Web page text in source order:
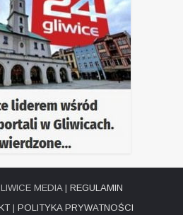
MEDIA | REGULAMIN
| POLITYKA PRYWATNOŚCI